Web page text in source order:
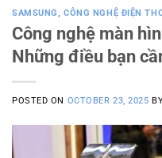
SAMSUNG,CÔNG NGHỆ ĐIỆN
Công nghệ màn
Những điều bạn
POSTED ON OCTOBER 23, 2025